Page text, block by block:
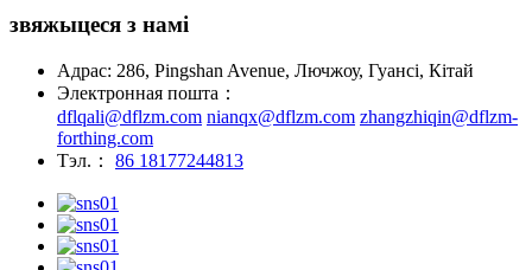
звяжыцеся з намі
Адрас: 286, Pingshan Avenue, Лючжоу, Гуансі, Кітай
Электронная пошта：
dflqali@dflzm.com nianqx@dflzm.com zhangzhiqin@dflzm-
forthing.com
Тэл.：
86 18177244813